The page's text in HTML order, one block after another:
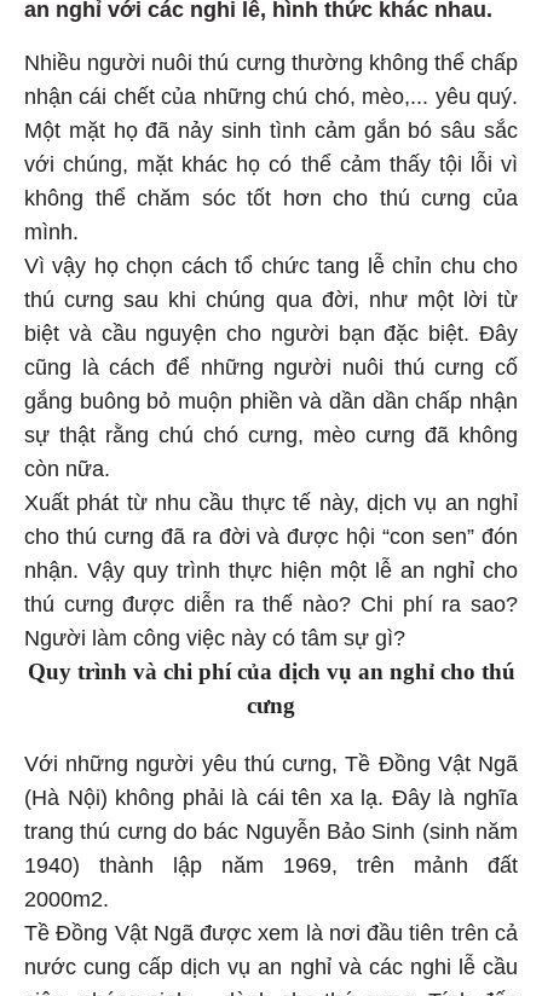
an nghỉ với các nghi lễ, hình thức khác nhau.
Nhiều người nuôi thú cưng thường không thể chấp
nhận cái chết của những chú chó, mèo,... yêu quý.
Một mặt họ đã nảy sinh tình cảm gắn bó sâu sắc
với chúng, mặt khác họ có thể cảm thấy tội lỗi vì
không thể chăm sóc tốt hơn cho thú cưng của
mình.
Vì vậy họ chọn cách tổ chức tang lễ chỉn chu cho
thú cưng sau khi chúng qua đời, như một lời từ
biệt và cầu nguyện cho người bạn đặc biệt. Đây
cũng là cách để những người nuôi thú cưng cố
gắng buông bỏ muộn phiền và dần dần chấp nhận
sự thật rằng chú chó cưng, mèo cưng đã không
còn nữa.
Xuất phát từ nhu cầu thực tế này, dịch vụ an nghỉ
cho thú cưng đã ra đời và được hội “con sen” đón
nhận. Vậy quy trình thực hiện một lễ an nghỉ cho
thú cưng được diễn ra thế nào? Chi phí ra sao?
Người làm công việc này có tâm sự gì?
Quy trình và chi phí của dịch vụ an nghỉ cho thú
cưng
Với những người yêu thú cưng, Tề Đồng Vật Ngã
(Hà Nội) không phải là cái tên xa lạ. Đây là nghĩa
trang thú cưng do bác Nguyễn Bảo Sinh (sinh năm
1940) thành lập năm 1969, trên mảnh đất
2000m2.
Tề Đồng Vật Ngã được xem là nơi đầu tiên trên cả
nước cung cấp dịch vụ an nghỉ và các nghi lễ cầu